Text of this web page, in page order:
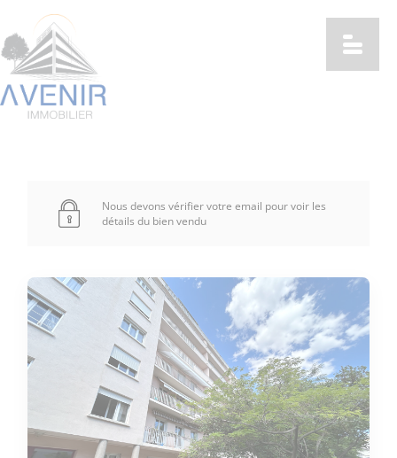
Nous devons vérifier votre email pour voir les
détails du bien vendu